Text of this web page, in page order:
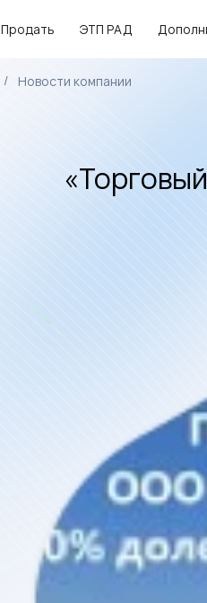
Продать ЭТП РАД
Новости компании